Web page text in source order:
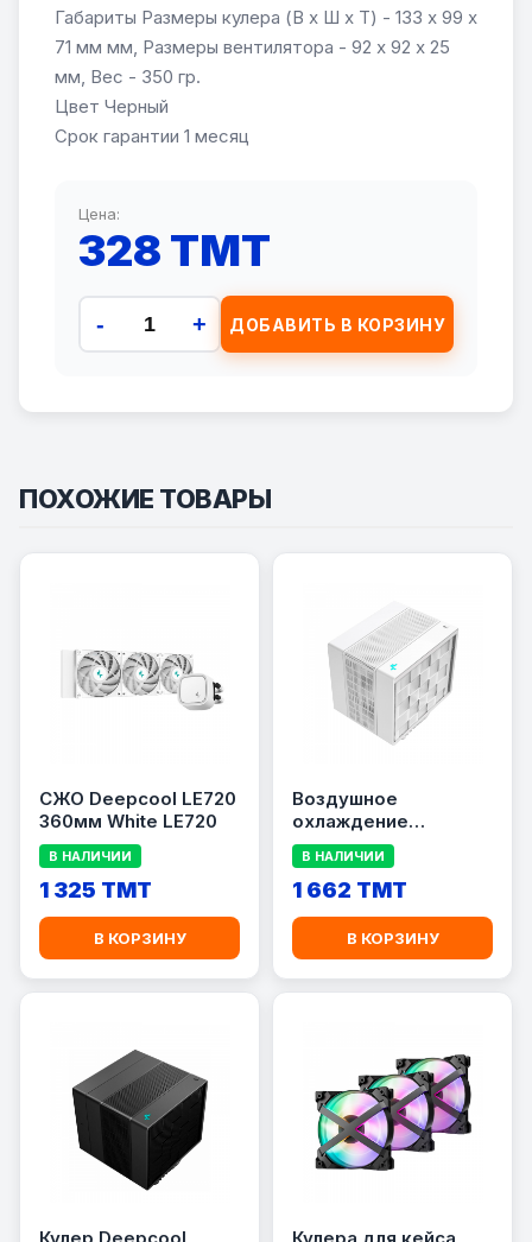
Габариты Размеры кулера (В х Ш х Т) - 133 х 99 х
71 мм мм, Размеры вентилятора - 92 х 92 х 25
мм, Вес - 350 гр.
Цвет Черный
Срок гарантии 1 месяц
Цена:
328 TMT
- + ДОБАВИТЬ В КОРЗИНУ
ПОХОЖИЕ ТОВАРЫ
СЖО Deepcool LE720
360мм White LE720
В НАЛИЧИИ
1 325 TMT
В КОРЗИНУ
Воздушное
охлаждение
DEEPCOOL ASSASSIN
4S WH
В НАЛИЧИИ
1 662 TMT
В КОРЗИНУ